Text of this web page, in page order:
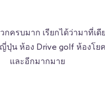
ครบมาก เรียกได้ว่ามาที่เดี
ปุ่น ห้อง Drive golf ห้องโย
และอีกมากมาย